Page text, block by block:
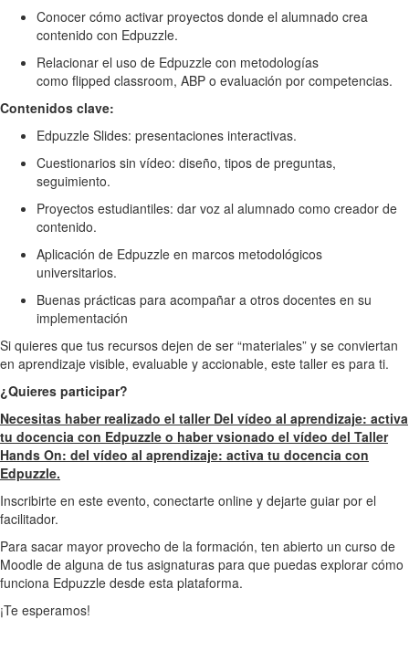
Conocer cómo activar proyectos donde el alumnado crea
contenido con Edpuzzle.
Relacionar el uso de Edpuzzle con metodologías
como flipped classroom, ABP o evaluación por competencias.
Contenidos clave:
Edpuzzle Slides: presentaciones interactivas.
Cuestionarios sin vídeo: diseño, tipos de preguntas,
seguimiento.
Proyectos estudiantiles: dar voz al alumnado como creador de
contenido.
Aplicación de Edpuzzle en marcos metodológicos
universitarios.
Buenas prácticas para acompañar a otros docentes en su
implementación
Si quieres que tus recursos dejen de ser “materiales” y se conviertan
en aprendizaje visible, evaluable y accionable, este taller es para ti.
¿Quieres participar?
Necesitas haber realizado el taller Del vídeo al aprendizaje: activa
tu docencia con Edpuzzle o haber vsionado el vídeo del Taller
Hands On: del vídeo al aprendizaje: activa tu docencia con
Edpuzzle.
Inscribirte en este evento, conectarte online y dejarte guiar por el
facilitador.
Para sacar mayor provecho de la formación, ten abierto un curso de
Moodle de alguna de tus asignaturas para que puedas explorar cómo
funciona Edpuzzle desde esta plataforma.
¡Te esperamos!